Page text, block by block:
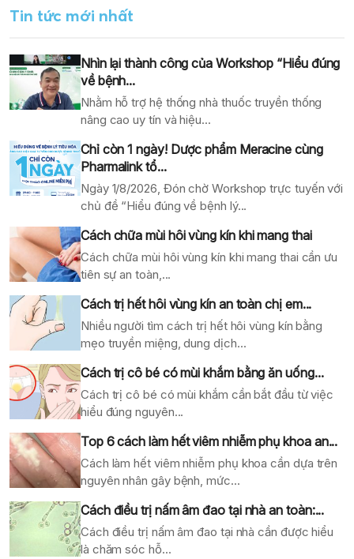
Tin tức mới nhất
Nhìn lại thành công của Workshop “Hiểu đúng
về bệnh...
Nhằm hỗ trợ hệ thống nhà thuốc truyền thống
nâng cao uy tín và hiệu...
Chỉ còn 1 ngày! Dược phẩm Meracine cùng
Pharmalink tổ...
Ngày 1/8/2026, Đón chờ Workshop trực tuyến với
chủ đề “Hiểu đúng về bệnh lý...
Cách chữa mùi hôi vùng kín khi mang thai
Cách chữa mùi hôi vùng kín khi mang thai cần ưu
tiên sự an toàn,...
Cách trị hết hôi vùng kín an toàn chị em...
Nhiều người tìm cách trị hết hôi vùng kín bằng
mẹo truyền miệng, dung dịch...
Cách trị cô bé có mùi khắm bằng ăn uống...
Cách trị cô bé có mùi khắm cần bắt đầu từ việc
hiểu đúng nguyên...
Top 6 cách làm hết viêm nhiễm phụ khoa an...
Cách làm hết viêm nhiễm phụ khoa cần dựa trên
nguyên nhân gây bệnh, mức...
Cách điều trị nấm âm đao tại nhà an toàn:...
Cách điều trị nấm âm đao tại nhà cần được hiểu
là chăm sóc hỗ...